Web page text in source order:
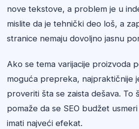
nove tekstove, a problem je u
mislite da je tehnički deo loš, a
stranice nemaju dovoljno jasnu
Ako se tema varijacije proizvoda
moguća prepreka, najpraktičnije
proveriti šta se zaista dešava. To
pomaže da se SEO budžet
imati najveći efekat.